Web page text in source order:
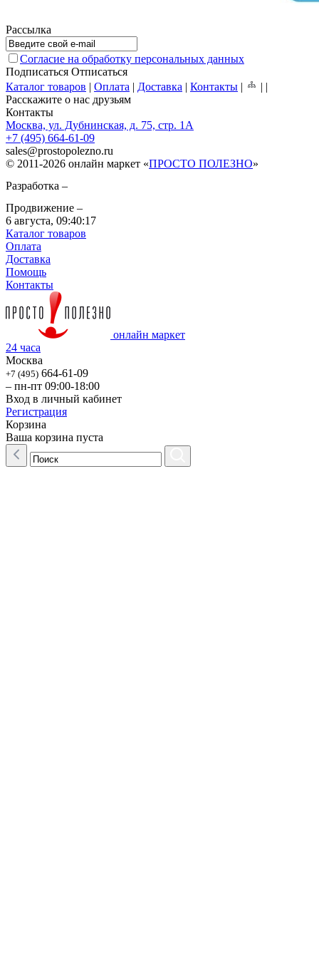
Рассылка
Согласие на обработку персональных данных
Подписаться Отписаться
Каталог товаров | Оплата | Доставка | Контакты | | |
Расскажите о нас друзьям
Контакты
Москва, ул. Дубнинская, д. 75, стр. 1А
+7 (495) 664-61-09
sales@prostopolezno.ru
© 2011-2026 онлайн маркет «ПРОСТО ПОЛЕЗНО»
Разработка –
Продвижение –
6 августа, 09:40:17
Каталог товаров
Оплата
Доставка
Помощь
Контакты
онлайн маркет
24 часа
Москва
+7 (495) 664-61-09
– пн-пт 09:00-18:00
Вход в личный кабинет
Регистрация
Корзина
Ваша корзина пуста